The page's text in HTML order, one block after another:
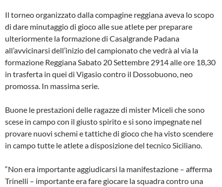
Il torneo organizzato dalla compagine reggiana aveva lo scopo
di dare minutaggio di gioco alle sue atlete per preparare
ulteriormente la formazione di Casalgrande Padana
all’avvicinarsi dell’inizio del campionato che vedrà al via la
formazione Reggiana Sabato 20 Settembre 2914 alle ore 18,30
in trasferta in quei di Vigasio contro il Dossobuono, neo
promossa. In massima serie.
Buone le prestazioni delle ragazze di mister Miceli che sono
scese in campo con il giusto spirito e si sono impegnate nel
provare nuovi schemi e tattiche di gioco che ha visto scendere
in campo tutte le atlete a disposizione del tecnico Siciliano.
“Non era importante aggiudicarsi la manifestazione – afferma
Trinelli – importante era fare giocare la squadra contro una